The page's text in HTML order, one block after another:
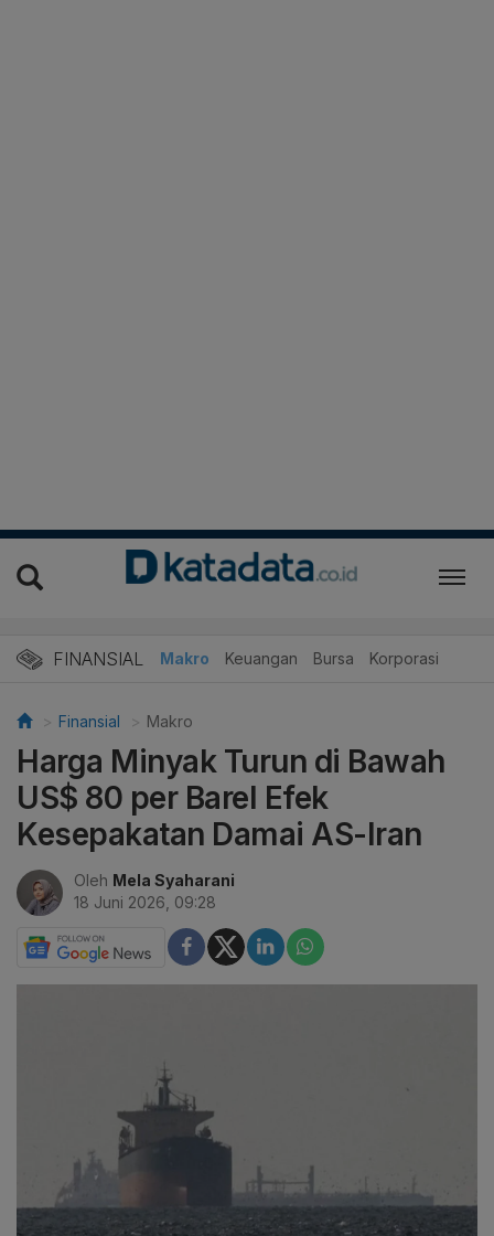
FINANSIAL Makro Keuangan Bursa Korporasi
Finansial Makro
Harga Minyak Turun di Bawah
US$ 80 per Barel Efek
Kesepakatan Damai AS-Iran
Oleh Mela Syaharani
18 Juni 2026, 09:28